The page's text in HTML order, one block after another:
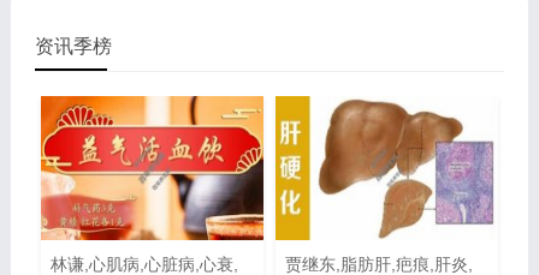
资讯季榜
林谦,心肌病,心脏病,心衰,
贾继东,脂肪肝,疤痕,肝炎,